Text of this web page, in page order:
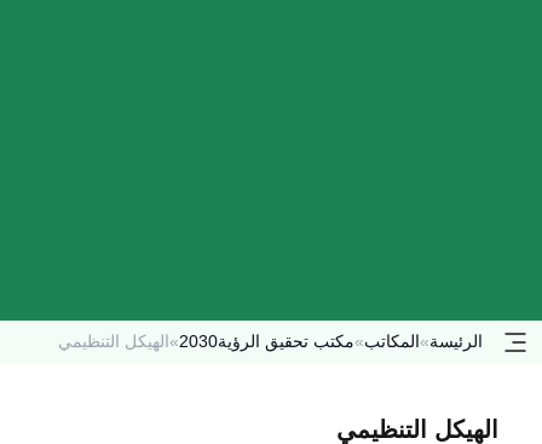
الرئيسة»المكاتب»مكتب تحقيق الرؤية2030 » الهيكل التنظيمي
الهيكل التنظيمي